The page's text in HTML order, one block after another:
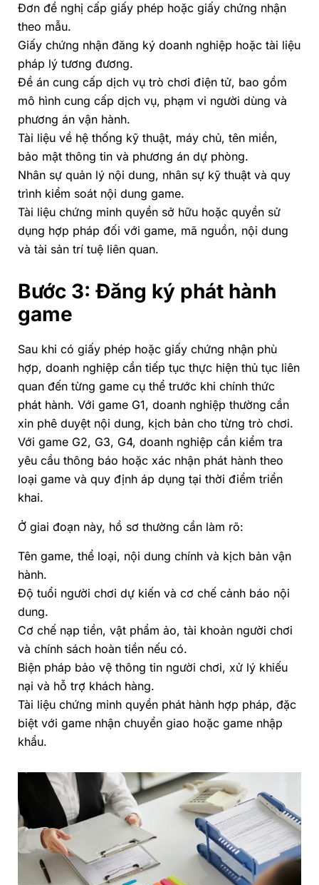
Đơn đề nghị cấp giấy phép hoặc giấy chứng nhận
theo mẫu.
Giấy chứng nhận đăng ký doanh nghiệp hoặc tài liệu
pháp lý tương đương.
Đề án cung cấp dịch vụ trò chơi điện tử, bao gồm
mô hình cung cấp dịch vụ, phạm vi người dùng và
phương án vận hành.
Tài liệu về hệ thống kỹ thuật, máy chủ, tên miền,
bảo mật thông tin và phương án dự phòng.
Nhân sự quản lý nội dung, nhân sự kỹ thuật và quy
trình kiểm soát nội dung game.
Tài liệu chứng minh quyền sở hữu hoặc quyền sử
dụng hợp pháp đối với game, mã nguồn, nội dung
và tài sản trí tuệ liên quan.
Bước 3: Đăng ký phát hành
game
Sau khi có giấy phép hoặc giấy chứng nhận phù
hợp, doanh nghiệp cần tiếp tục thực hiện thủ tục liên
quan đến từng game cụ thể trước khi chính thức
phát hành. Với game G1, doanh nghiệp thường cần
xin phê duyệt nội dung, kịch bản cho từng trò chơi.
Với game G2, G3, G4, doanh nghiệp cần kiểm tra
yêu cầu thông báo hoặc xác nhận phát hành theo
loại game và quy định áp dụng tại thời điểm triển
khai.
Ở giai đoạn này, hồ sơ thường cần làm rõ:
Tên game, thể loại, nội dung chính và kịch bản vận
hành.
Độ tuổi người chơi dự kiến và cơ chế cảnh báo nội
dung.
Cơ chế nạp tiền, vật phẩm ảo, tài khoản người chơi
và chính sách hoàn tiền nếu có.
Biện pháp bảo vệ thông tin người chơi, xử lý khiếu
nại và hỗ trợ khách hàng.
Tài liệu chứng minh quyền phát hành hợp pháp, đặc
biệt với game nhận chuyển giao hoặc game nhập
khẩu.